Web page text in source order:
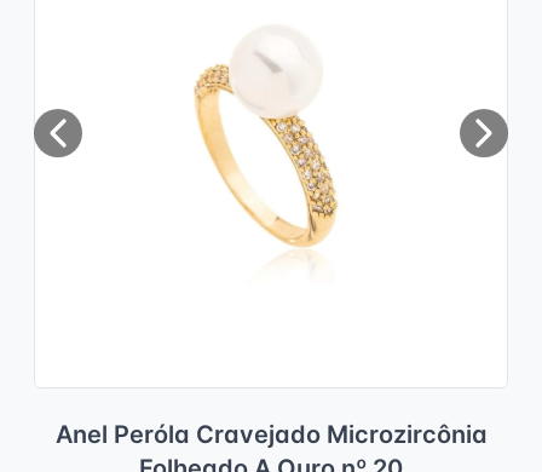
Previous Next
Anel Peróla Cravejado Microzircônia